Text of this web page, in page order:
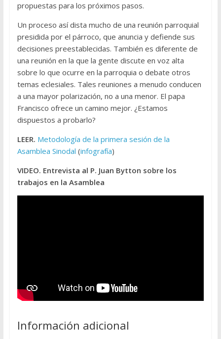
propuestas para los próximos pasos.
Un proceso así dista mucho de una reunión parroquial
presidida por el párroco, que anuncia y defiende sus
decisiones preestablecidas. También es diferente de
una reunión en la que la gente discute en voz alta
sobre lo que ocurre en la parroquia o debate otros
temas eclesiales. Tales reuniones a menudo conducen
a una mayor polarización, no a una menor. El papa
Francisco ofrece un camino mejor. ¿Estamos
dispuestos a probarlo?
LEER. Metodología de la primera sesión de la
Asamblea Sinodal (infografía)
VIDEO. Entrevista al P. Juan Bytton sobre los
trabajos en la Asamblea
Información adicional